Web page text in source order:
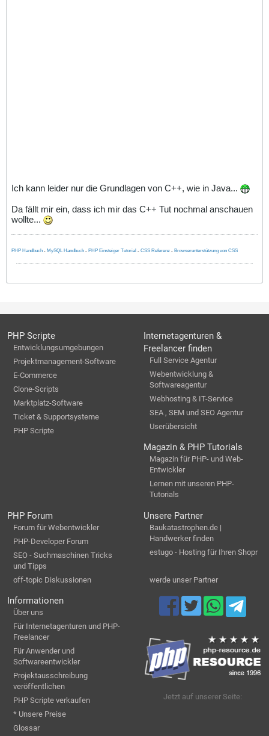
Ich kann leider nur die Grundlagen von C++, wie in Java...
Da fällt mir ein, dass ich mir das C++ Tut nochmal anschauen
wollte...
PHP Handbuch - MySQL Handbuch - PHP Einsteiger Tutorial - CSS Referenz - Browserunterstützung von CSS
PHP Scripte
Entwicklungsumgebungen
Projektmanagement-Software
E-Commerce
Clone-Scripts
Marktplatz-Software
Ticket & Supportsysteme
PHP Scripte
Internetagenturen &
Freelancer finden
Full Service Agentur
Webentwicklung &
Softwareagentur
Webhosting & IT-Service
SEA , SEM und SEO Agentur
Userübersicht
Magazin & PHP Tutorials
Magazin für PHP- und Web-
Entwickler
Lernen mit unseren PHP-
Tutorials
PHP Forum
Forum für Webentwickler
PHP-Developer Forum
SEO - Suchmaschinen Tricks
und Tipps
off-topic Diskussionen
Unsere Partner
Baukatastrophen.de |
Handwerker finden
estugo - Hosting für Ihren Shopr
werde unser Partner
Informationen
Über uns
Für Internetagenturen und PHP-
Freelancer
Für Anwender und
Softwareentwickler
Projektausschreibung
veröffentlichen
PHP Scripte verkaufen
* Unsere Preise
Glossar
Jetzt auf unserer Seite: